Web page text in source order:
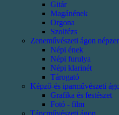
Gitár
Magánének
Orgona
Szolfézs
Zeneművészeti ágon
Népi ének
Népi furulya
Népi klarinét
Tárogató
Képző-és iparművészeti
Grafika és festészet
Fotó - film
Táncművészeti ágon